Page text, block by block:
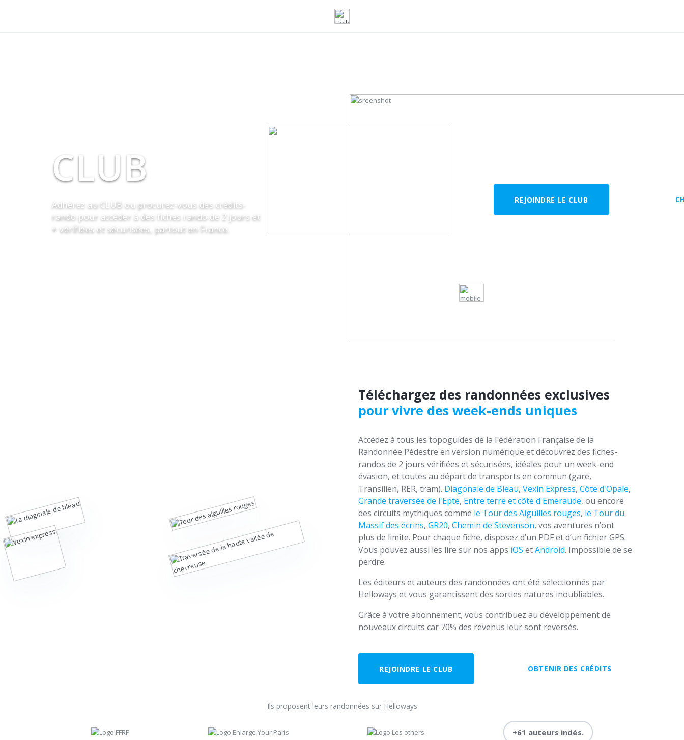
CLUB
Adhérez au CLUB ou procurez-vous des crédits-
rando pour accéder à des fiches rando de 2 jours et
+ vérifiées et sécurisées, partout en France.
REJOINDRE LE CLUB
Téléchargez des randonnées exclusives
pour vivre des week-ends uniques
Accédez à tous les topoguides de la Fédération Française de la
Randonnée Pédestre en version numérique et découvrez des fiches-
randos de 2 jours vérifiées et sécurisées, idéales pour un week-end
évasion, et toutes au départ de transports en commun (gare,
Transilien, RER, tram). Diagonale de Bleau, Vexin Express, Côte d'Opale,
Grande traversée de l'Epte, Entre terre et côte d'Emeraude, ou encore
des circuits mythiques comme le Tour des Aiguilles rouges, le Tour du
Massif des écrins, GR20, Chemin de Stevenson, vos aventures n’ont
plus de limite. Pour chaque fiche, disposez d’un PDF et d’un fichier GPS.
Vous pouvez aussi les lire sur nos apps iOS etAndroid. Impossible de se
perdre.
Les éditeurs et auteurs des randonnées ont été sélectionnés par
Helloways et vous garantissent des sorties natures inoubliables.
Grâce à votre abonnement, vous contribuez au développement de
nouveaux circuits car 70% des revenus leur sont reversés.
REJOINDRE LE CLUB OBTENIR DES CRÉDITS
Ils proposent leurs randonnées sur Helloways
+61 auteurs indés.